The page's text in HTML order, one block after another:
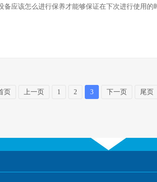
应该怎么进行保养才能够保证在下次进行使用
页 上一页 1 2 3 下一页 尾页